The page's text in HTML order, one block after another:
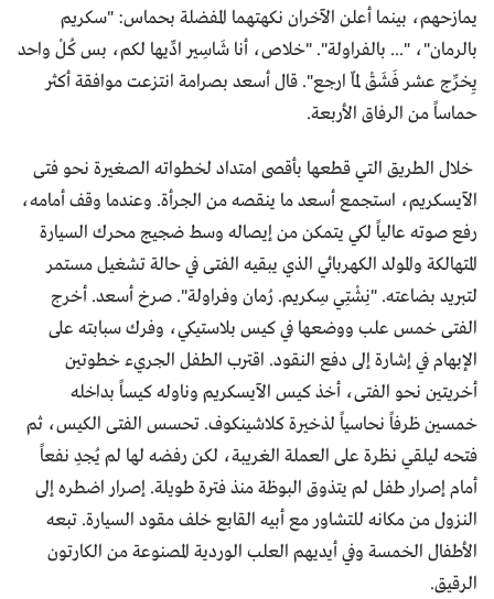
يمازحهم، بينما أعلن الآخران نكهتهما المفضلة بحماس: "سكريم
بالرمان"، "... بالفراولة". "خلاص، أنا شَاسِير ادِّيها لكم، بس كُلْ واحد
يِخرِّج عشر فَشَقْ لمّا ارجع". قال أسعد بصرامة انتزعت موافقة أكثر
حماساً من الرفاق الأربعة.
خلال الطريق التي قطعها بأقصى امتداد لخطواته الصغيرة نحو فتى
الآيسكريم، استجمع أسعد ما ينقصه من الجرأة. وعندما وقف أمامه،
رفع صوته عالياً لكي يتمكن من إيصاله وسط ضجيج محرك السيارة
المتهالكة والمولد الكهربائي الذي يبقيه الفتى في حالة تشغيل مستمر
لتبريد بضاعته. "نِشْتِي سِكريم. رُمان وفراولة". صرخ أسعد. أخرج
الفتى خمس علب ووضعها في كيس بلاستيكي، وفرك سبابته على
الإبهام في إشارة إلى دفع النقود. اقترب الطفل الجريء خطوتين
أخريتين نحو الفتى، أخذ كيس الآيسكريم وناوله كيساً بداخله
خمسين ظرفاً نحاسياً لذخيرة كلاشينكوف. تحسس الفتى الكيس، ثم
فتحه ليلقي نظرة على العملة الغريبة، لكن رفضه لها لم يُجدِ نفعاً
أمام إصرار طفل لم يتذوق البوظة منذ فترة طويلة. إصرار اضطره إلى
النزول من مكانه للتشاور مع أبيه القابع خلف مقود السيارة. تبعه
الأطفال الخمسة وفي أيديهم العلب الوردية المصنوعة من الكارتون
الرقيق.